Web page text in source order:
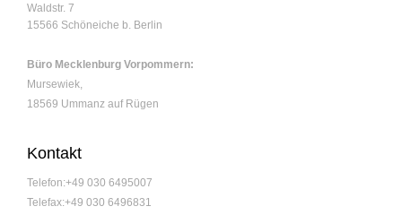
Waldstr. 7
15566 Schöneiche b. Berlin
Büro Mecklenburg Vorpommern:
Mursewiek,
18569 Ummanz auf Rügen
Kontakt
Telefon:+49 030 6495007
Telefax:+49 030 6496831